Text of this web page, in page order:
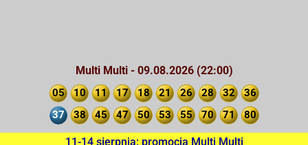
Multi Multi - 09.08.2026 (22:00)
05 10 11 17 18 21 26 28 32
36
37
38 45 47 50 53 55 70 71 80
11-14 sierpnia: promocja Multi Multi